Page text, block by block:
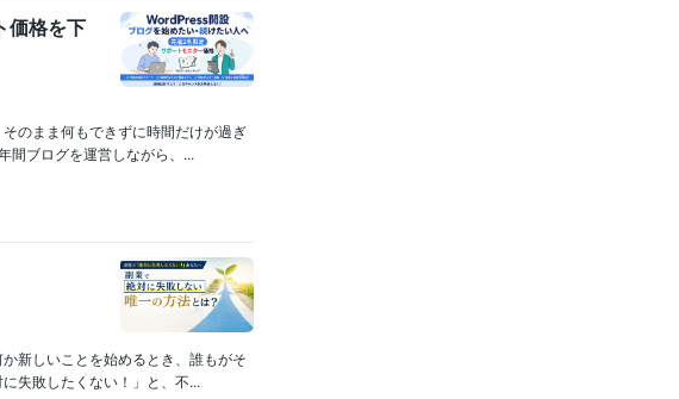
価格を下
のまま何もできずに時間だけが過ぎ
間ブログを運営しながら、...
新しいことを始めるとき、誰もがそ
失敗したくない！」と、不...